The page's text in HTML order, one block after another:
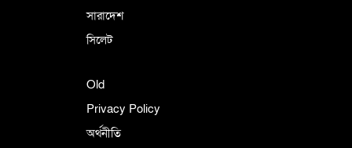
সারাদেশ
সিলেট
Old
Privacy Policy
অর্থনীতি